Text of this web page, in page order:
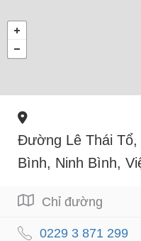
Đường Lê Thái Tổ,
Bình, Ninh Bình,
Chỉ đường
0229 3 871 299